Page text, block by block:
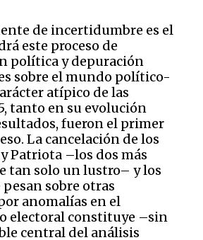
de incertidumbre es el
este proceso de
política y depuración
sobre el mundo político-
atípico de las
tanto en su evolución
fueron el primer
La cancelación de los
Patriota –los dos más
tan solo un lustro– y los
sobre otras
anomalías en el
electoral constituye –sin
central del análisis